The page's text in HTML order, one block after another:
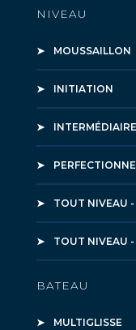
NIVEAU
MOUSSAILLON
INITIATION
INTERMÉDIAIRE
TOUT NIVEAU -
TOUT NIVEAU -
BATEAU
MULTIGLISSE